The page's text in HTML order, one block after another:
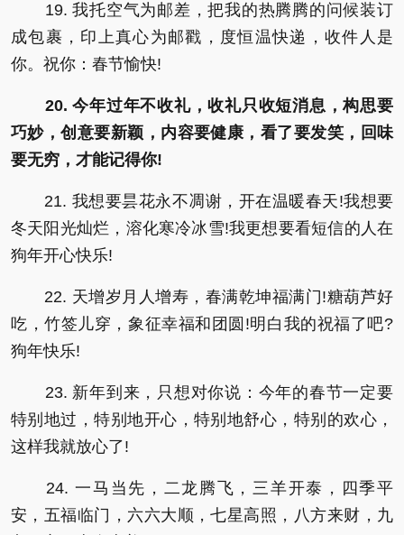
19. 我托空气为邮差，把我的热腾腾的问候装订
成包裹，印上真心为邮戳，度恒温快递，收件人是
你。祝你：春节愉快!
20. 今年过年不收礼，收礼只收短消息，构思要
巧妙，创意要新颖，内容要健康，看了要发笑，回味
要无穷，才能记得你!
21. 我想要昙花永不凋谢，开在温暖春天!我想要
冬天阳光灿烂，溶化寒冷冰雪!我更想要看短信的人在
狗年开心快乐!
22. 天增岁月人增寿，春满乾坤福满门!糖葫芦好
吃，竹签儿穿，象征幸福和团圆!明白我的祝福了吧?
狗年快乐!
23. 新年到来，只想对你说：今年的春节一定要
特别地过，特别地开心，特别地舒心，特别的欢心，
这样我就放心了!
24. 一马当先，二龙腾飞，三羊开泰，四季平
安，五福临门，六六大顺，七星高照，八方来财，九